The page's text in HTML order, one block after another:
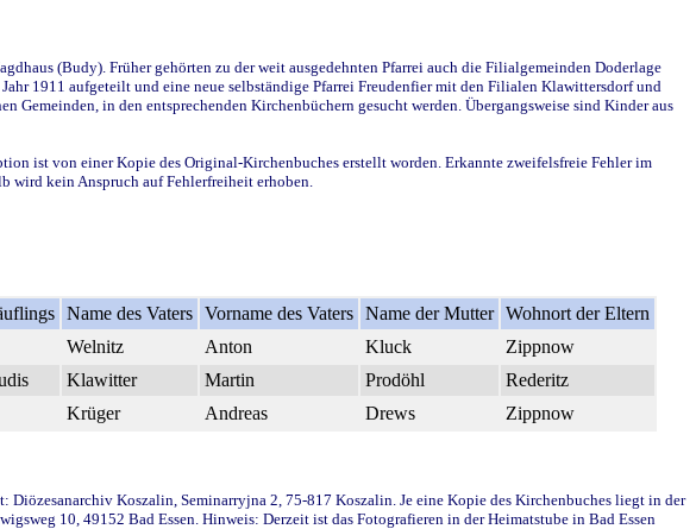
(Budy). Früher gehörten zu der weit ausgedehnten Pfarrei auch die Filialgemeinden Doderlage
1911 aufgeteilt und eine neue selbständige Pfarrei Freudenfier mit den Filialen Klawittersdorf und
in den entsprechenden Kirchenbüchern gesucht werden. Übergangsweise sind Kinder aus
ist von einer Kopie des Original-Kirchenbuches erstellt worden. Erkannte zweifelsfreie Fehler im
wird kein Anspruch auf Fehlerfreiheit erhoben.
Name des Vaters Vorname des Vaters Name der Mutter Wohnort der Eltern
Welnitz Anton Kluck
Zippnow
Klawitter Martin Prodöhl
Rederitz
Krüger Andreas Drews Zippnow
Koszalin, Seminarryjna 2, 75-817 Koszalin. Je eine Kopie des Kirchenbuches liegt in der
10, 49152 Bad Essen. Hinweis: Derzeit ist das Fotografieren in der Heimatstube in Bad Essen